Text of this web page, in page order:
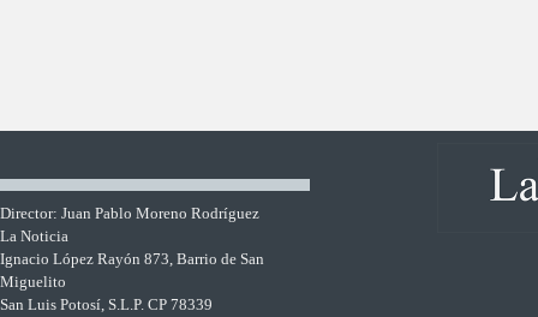
Director: Juan Pablo Moreno Rodríguez
La Noticia
Ignacio López Rayón 873, Barrio de San
Miguelito
San Luis Potosí, S.L.P. CP 78339